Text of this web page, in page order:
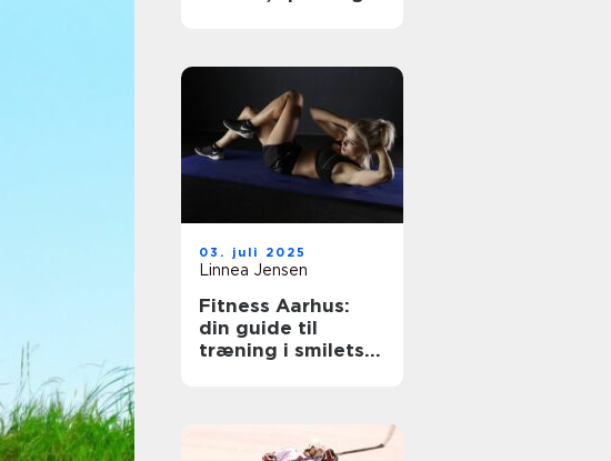
03. juli 2025
Linnea Jensen
Fitness Aarhus:
din guide til
træning i smilets